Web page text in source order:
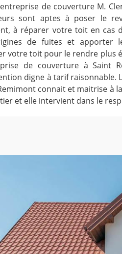
de couverture M.
sont aptes à poser le
à réparer votre toit en cas
de fuites et apporter
votre toit pour le rendre plus
de couverture à Saint
digne à tarif raisonnable.
connait et maitrise à
et elle intervient dans le